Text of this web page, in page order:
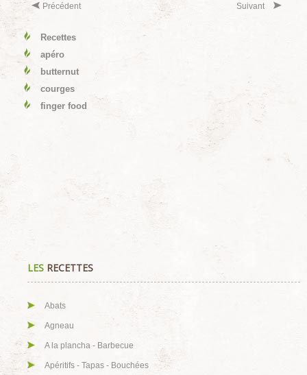
Précédent Suivant
Recettes
apéro
butternut
courges
finger food
LES RECETTES
Abats
Agneau
A la plancha - Barbecue
Apéritifs - Tapas - Bouchées